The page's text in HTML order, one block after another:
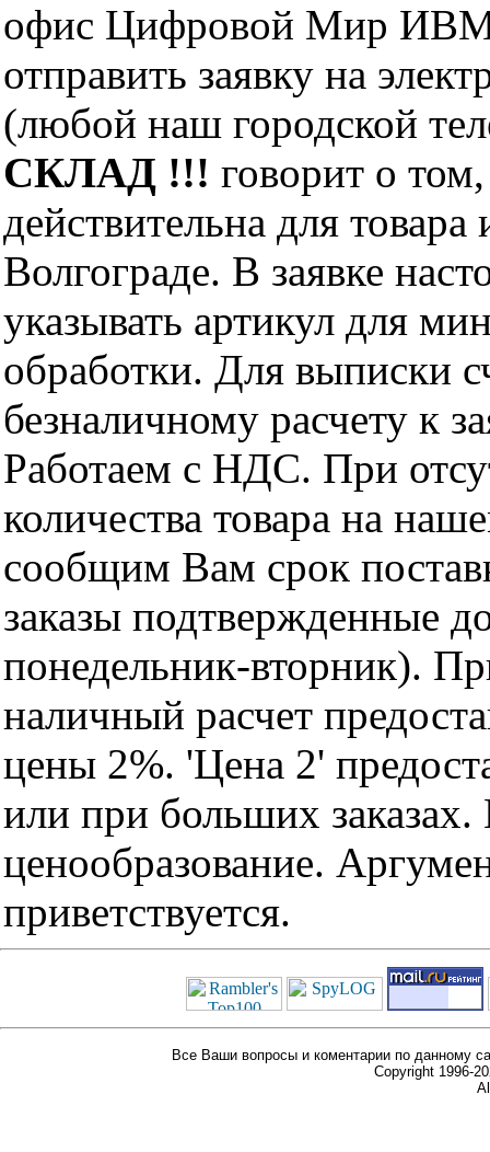
офис Цифровой Мир ИВМ
отправить заявку на
(любой наш городской
СКЛАД !!! говорит о
действительна для
Волгограде. В заявке
указывать артикул для
обработки. Для выписки
безналичному расчету к
Работаем с НДС. При
количества товара на
сообщим Вам срок
заказы подтвержденные
понедельник-вторник).
наличный расчет
цены 2%. 'Цена 2'
или при больших
ценообразование.
приветствуется.
Все Ваши вопросы и коментарии по данному
Copyright 1996-